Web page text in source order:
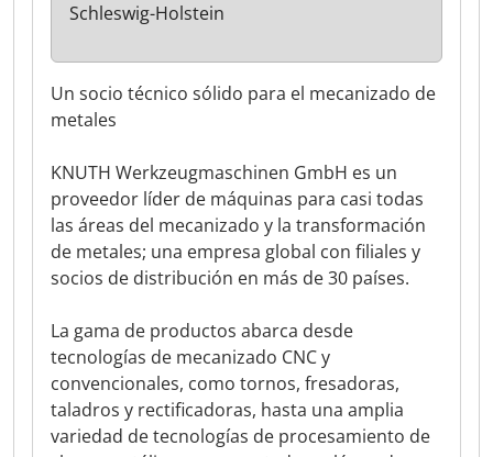
Un socio técnico sólido para el mecanizado de
metales
KNUTH Werkzeugmaschinen GmbH es un
proveedor líder de máquinas para casi todas
las áreas del mecanizado y la transformación
de metales; una empresa global con filiales y
socios de distribución en más de 30 países.
La gama de productos abarca desde
tecnologías de mecanizado CNC y
convencionales, como tornos, fresadoras,
taladros y rectificadoras, hasta una amplia
variedad de tecnologías de procesamiento de
Schleswig-Holstein